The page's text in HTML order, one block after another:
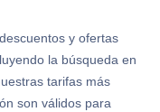
y ofertas
la búsqueda en
tarifas más
son válidos para